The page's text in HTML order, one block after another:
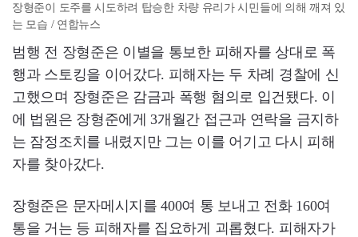
장형준이 도주를 시도하려 탑승한 차량 유리가 시민들에 의해 깨져 있
는 모습 / 연합뉴스
범행 전 장형준은 이별을 통보한 피해자를 상대로 폭
행과 스토킹을 이어갔다. 피해자는 두 차례 경찰에 신
고했으며 장형준은 감금과 폭행 혐의로 입건됐다. 이
에 법원은 장형준에게 3개월간 접근과 연락을 금지하
는 잠정조치를 내렸지만 그는 이를 어기고 다시 피해
자를 찾아갔다.
장형준은 문자메시지를 400여 통 보내고 전화 160여
통을 거는 등 피해자를 집요하게 괴롭혔다. 피해자가